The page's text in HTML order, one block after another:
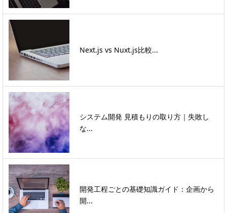
Next.js vs Nuxt.js比較...
システム開発 見積もりの取り方｜失敗し
な...
開発工程ごとの基礎知識ガイド：企画から
開...